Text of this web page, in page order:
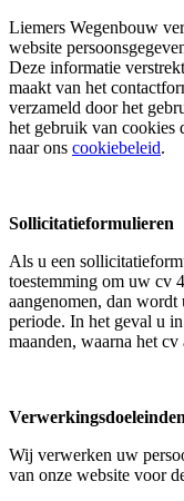
Liemers Wegenbouw
website
Deze informatie
maakt van het
verzameld door het
het gebruik van
naar ons cookiebeleid.
Sollicitatieformulieren
Als u een
toestemming om uw cv
aangenomen, dan
periode. In het geval u
maanden, waarna het
Verwerkingsdoeleinden
Wij verwerken uw
van onze website voor